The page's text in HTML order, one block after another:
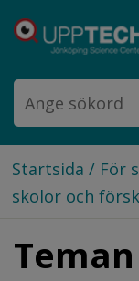
Startsida / För
skolor och